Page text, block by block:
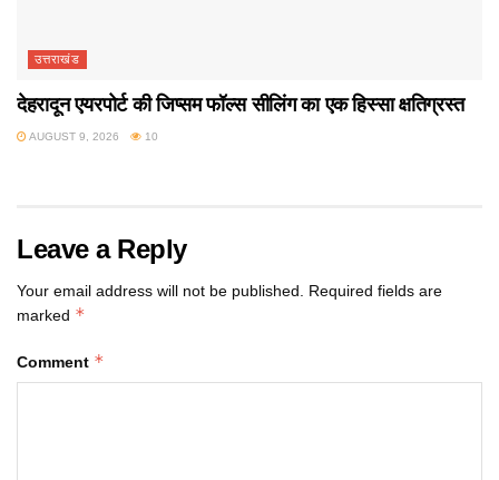
उत्तराखंड
देहरादून एयरपोर्ट की जिप्सम फॉल्स सीलिंग का एक हिस्सा क्षतिग्रस्त
AUGUST 9, 2026 10
Leave a Reply
Your email address will not be published. Required fields are
marked *
Comment *